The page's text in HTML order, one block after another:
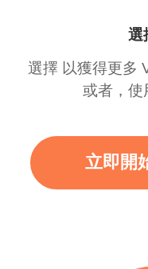
選
選擇 以獲得更多
或者，使
立即開